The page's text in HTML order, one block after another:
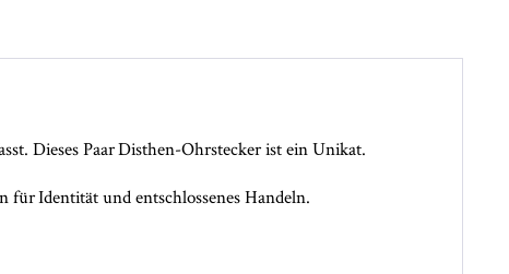
Dieses Paar Disthen-Ohrstecker ist ein Unikat.
Identität und entschlossenes Handeln.